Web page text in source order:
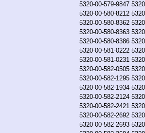
5320-00-579-9847
5320-00-580-8212
5320-00-580-8362
5320-00-580-8363
5320-00-580-8386
5320-00-581-0222
5320-00-581-0231
5320-00-582-0505
5320-00-582-1295
5320-00-582-1934
5320-00-582-2124
5320-00-582-2421
5320-00-582-2692
5320-00-582-2693